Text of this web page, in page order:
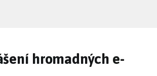
hromadných e-